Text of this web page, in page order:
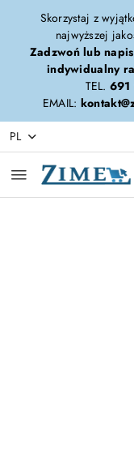
Przejdź do
Przejdź do
Przejdź do
Przejdź do
Przejdź do
Przejdź do
Skorzystaj z
najwyższej
Zadzwoń lub
indywidualny
TEL. 691
EMAIL:
PL